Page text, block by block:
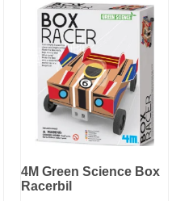
4M Green Science Box
Racerbil